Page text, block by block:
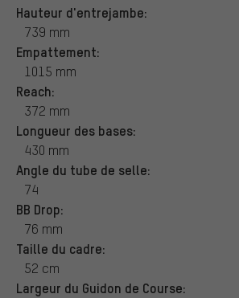
Hauteur d'entrejambe:
739 mm
Empattement:
1015 mm
Reach:
372 mm
Longueur des bases:
430 mm
Angle du tube de selle:
74
BB Drop:
76 mm
Taille du cadre:
52 cm
Largeur du Guidon de Course: